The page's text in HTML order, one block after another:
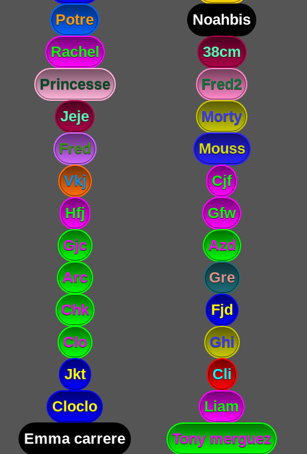
Potre
Noahbis
Rachel
38cm
Princesse
Fred2
Jeje
Morty
Fred
Mouss
Vkj
Cjf
Hfj
Gfw
Gjc
Azd
Arc
Gre
Chk
Fjd
Clo
Ghi
Jkt
Cli
Cloclo
Liam
Emma carrere
Tony merguez